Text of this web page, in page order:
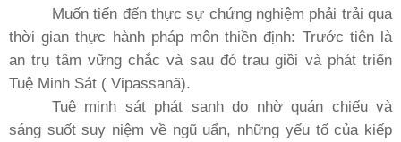
Muốn tiến đến thực sự chứng nghiệm phải trải qua
thời gian thực hành pháp môn thiền định: Trước tiên là
an trụ tâm vững chắc và sau đó trau giồi và phát triển
Tuệ Minh Sát ( Vipassanã).
Tuệ minh sát phát sanh do nhờ quán chiếu và
sáng suốt suy niệm về ngũ uẩn, những yếu tố của kiếp